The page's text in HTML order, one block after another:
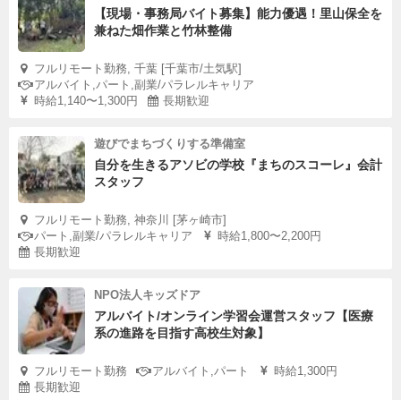
【現場・事務局バイト募集】能力優遇！里山保全を
兼ねた畑作業と竹林整備
フルリモート勤務, 千葉 [千葉市/土気駅]
アルバイト,パート,副業/パラレルキャリア
時給1,140〜1,300円
長期歓迎
遊びでまちづくりする準備室
自分を生きるアソビの学校『まちのスコーレ』会計
スタッフ
フルリモート勤務, 神奈川 [茅ヶ崎市]
パート,副業/パラレルキャリア
時給1,800〜2,200円
長期歓迎
NPO法人キッズドア
アルバイト/オンライン学習会運営スタッフ【医療
系の進路を目指す高校生対象】
フルリモート勤務 アルバイト,パート
時給1,300円
長期歓迎